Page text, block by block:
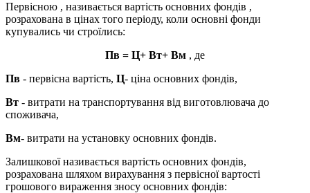
Первісною , називається вартість основних фондів ,
розрахована в цінах того періоду, коли основні фонди
купувались чи строїлись:
Пв = Ц+ Вт+ Вм , де
Пв - первісна вартість, Ц- ціна основних фондів,
Вт - витрати на транспортування від виготовлювача до
споживача,
Вм- витрати на установку основних фондів.
Залишкової називається вартість основних фондів,
розрахована шляхом вирахування з первісної вартості
грошового вираження зносу основних фондів: